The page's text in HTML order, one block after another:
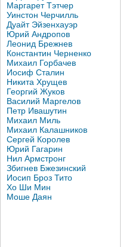
Маргарет Тэтчер
Уинстон Черчилль
Дуайт Эйзенхауэр
Юрий Андропов
Леонид Брежнев
Константин Черненко
Михаил Горбачев
Иосиф Сталин
Никита Хрущев
Георгий Жуков
Василий Маргелов
Петр Ивашутин
Михаил Миль
Михаил Калашников
Сергей Королев
Юрий Гагарин
Нил Армстронг
Збигнев Бжезинский
Иосип Броз Тито
Хо Ши Мин
Моше Даян